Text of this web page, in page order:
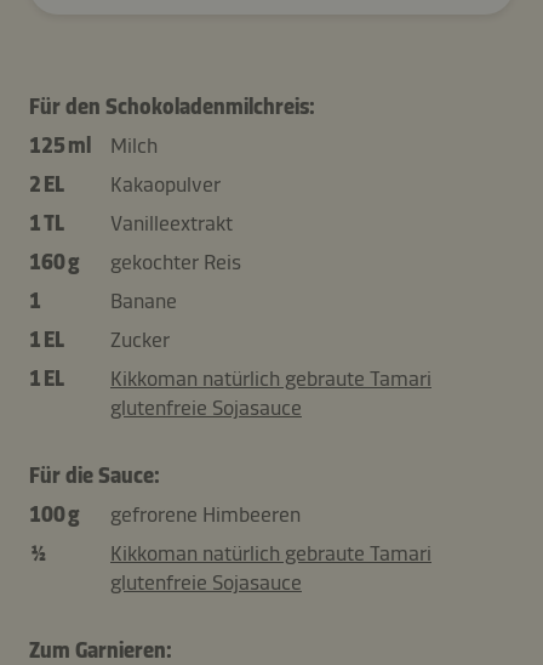
Für den Schokoladenmilchreis:
125 ml
Milch
2 EL
Kakaopulver
1 TL
Vanilleextrakt
160 g
gekochter Reis
1
Banane
1 EL
Zucker
1 EL
Kikkoman natürlich gebraute Tamari
glutenfreie Sojasauce
Für die Sauce:
100 g
gefrorene Himbeeren
½
Kikkoman natürlich gebraute Tamari
glutenfreie Sojasauce
Zum Garnieren: